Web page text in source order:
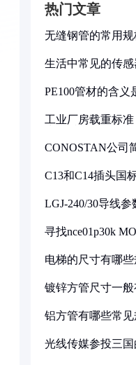
热门文章
无缝钢管的常用
生活中常见的传
PE100管材的含义
工业厂房载重标
CONOSTAN公司
C13和C14插头国
LGJ-240/30导线
寻找nce01p30k
电梯的尺寸有哪些
镀锌方管尺寸一
铝方管有哪些常见
光线传媒参投三